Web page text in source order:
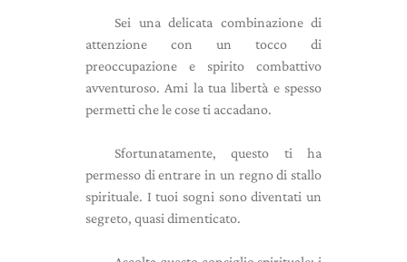
Sei una delicata combinazione di
attenzione con un tocco di
preoccupazione e spirito combattivo
avventuroso. Ami la tua libertà e spesso
permetti che le cose ti accadano.
Sfortunatamente, questo ti ha
permesso di entrare in un regno di stallo
spirituale. I tuoi sogni sono diventati un
segreto, quasi dimenticato.